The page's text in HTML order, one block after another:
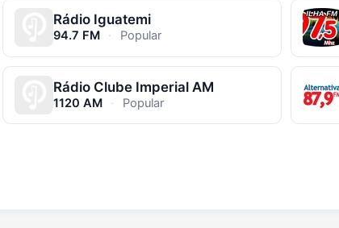
Rádio Iguatemi
94.7 FM · Popular
Rádio Clube Imperial AM
1120 AM · Popular